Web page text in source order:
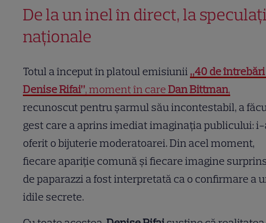
De la un inel în direct, la
naționale
Totul a început în platoul emisiunii „40 de
Denise Rifai”, moment în careDan Bittman,
recunoscut pentru șarmul său incontestabil, a
gest care a aprins imediat imaginația publicului:
oferit o bijuterie moderatoarei. Din acel moment,
fiecare apariție comună și fiecare imagine
de paparazzi a fost interpretată ca o confirmare a
idile secrete.